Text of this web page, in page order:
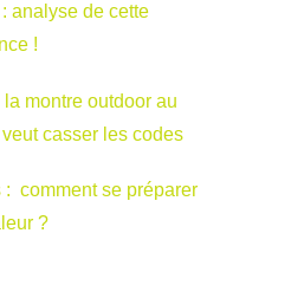
analyse de cette
!
montre outdoor au
casser les codes
: comment se préparer
?